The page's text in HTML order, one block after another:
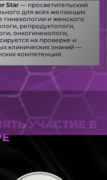
Star — просветительский
для всех желающих
гинекологии и женского
репродуктологи,
онкогинекологи,
на проверке и
клинических знаний —
компетенций.
УЧАСТИЕ В